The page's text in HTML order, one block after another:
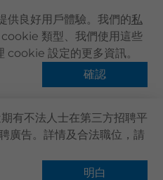
供良好用戶體驗。我們的私
類型、我們使用這些
設定的更多資訊。
確認
有不法人士在第三方招聘平
廣告。詳情及合法職位，請
明白
創傷後壓力症
常見問題